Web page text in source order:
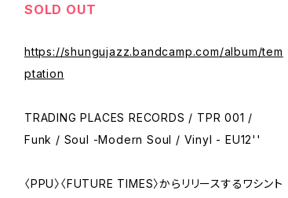
SOLD OUT
https://shungujazz.bandcamp.com/album/tem
ptation
TRADING PLACES RECORDS / TPR 001 /
Funk / Soul -Modern Soul / Vinyl - EU12''
〈PPU〉〈FUTURE TIMES〉からリリースするワシント